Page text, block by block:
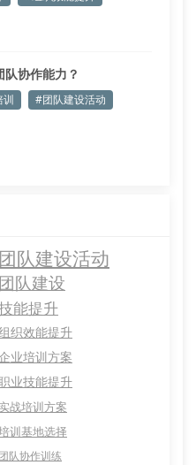
协作能力？
训 #团队建设活动
团队建设活动
团队建设
能提升
织效能提升
业培训方案
业技能提升
实战培训方案
训基地选择
团队协作训练